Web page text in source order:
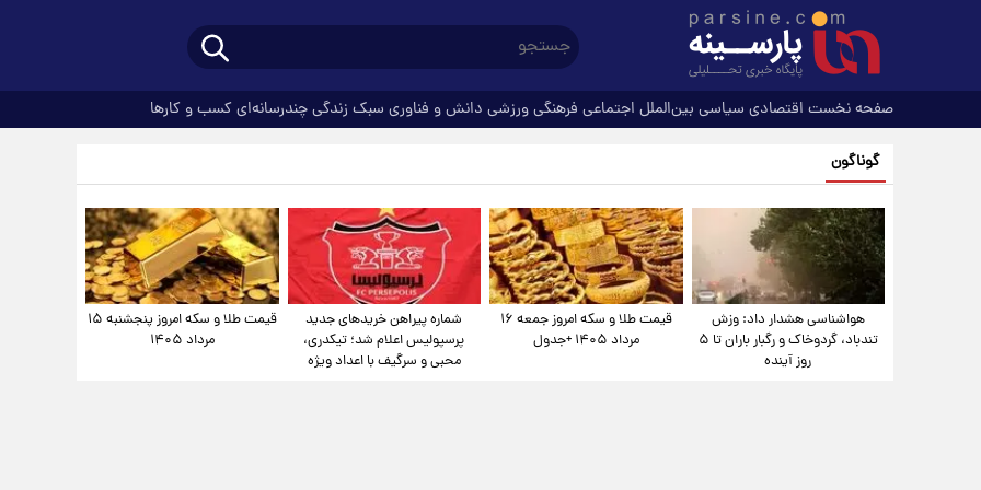
صفحه نخست اقتصادی سیاسی بین‌الملل اجتماعی فرهنگیورزشی دانش و فناوری سبک زندگیچندرسانه‌ای کسب و کارها
گوناگون
هواشناسی هشدار داد: وزش
تندباد، گردوخاک و رگبار باران تا ۵
روز آینده
قیمت طلا و سکه امروز جمعه ۱۶
مرداد ۱۴۰۵ +جدول
شماره پیراهن خریدهای جدید
پرسپولیس اعلام شد؛ تیکدری،
محبی و سرگیف با اعداد ویژه
قیمت طلا و سکه امروز پنجشنبه ۱۵
مرداد ۱۴۰۵